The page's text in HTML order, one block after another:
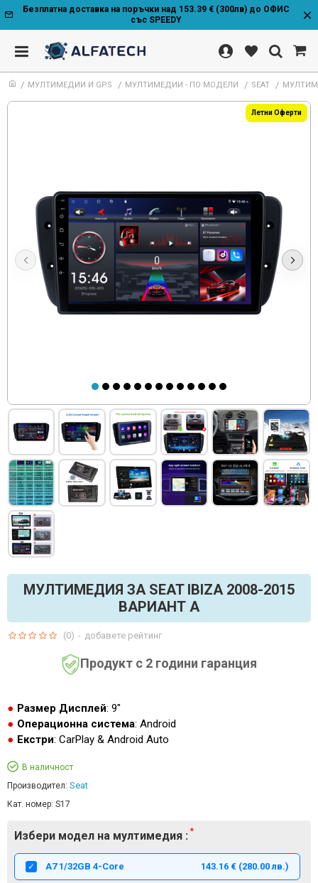
Безплатна доставка на поръчки над 153.39 € (300лв) до ОФИС
със SPEEDY
МУЛТИМЕДИИ И GPS МУЛТИМЕДИИ - ПО МОДЕЛИ SEAT
Летни Оферти
МУЛТИМЕДИЯ ЗА SEAT IBIZA 2008-2015
ВАРИАНТ A
Продукт с 2 години гаранция
Размер Дисплей: 9"
Операционна система: Android
Екстри: CarPlay & Android Auto
В наличност
Производител: Seat
Кат. номер: S17
(0) - добавете рейтинг
Избери модел на мултимедия :
А7 1/32GB 4-Core 143.16 € (280.00 лв.)